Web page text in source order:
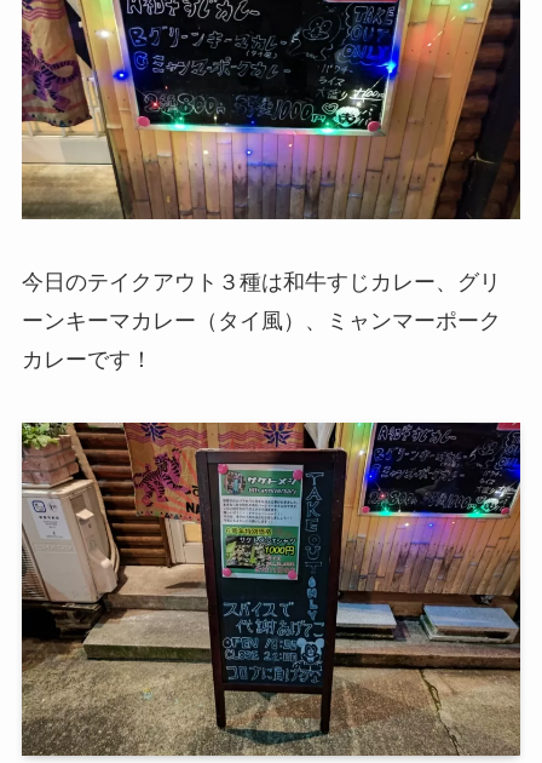
今日のテイクアウト３種は和牛すじカレー、グリ
ーンキーマカレー（タイ風）、ミャンマーポーク
カレーです！